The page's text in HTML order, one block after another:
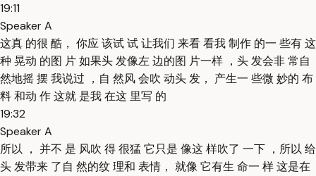
19:11
Speaker A
这真 的很 酷， 你应 该试 试 让我们 来看 看我 制作 的一 些有 这
种 晃动 的图 片 如果头 发像左 边的图 片一样 ，头 发会非 常自
然地摇 摆 我说过 ，自 然风 会吹 动头 发， 产生一 些微 妙的 布
料 和动 作 这就 是我 在这 里写 的
19:32
Speaker A
所以 ， 并不 是 风吹 得 很猛 它只是 像这 样吹了 一下 ，所以 给
头 发带来 了自 然的纹 理和 表情， 就像 它有生 命一 样 这是在